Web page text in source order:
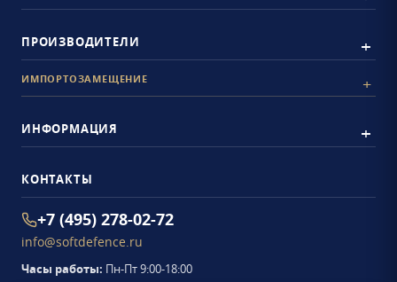
ПРОИЗВОДИТЕЛИ
ИМПОРТОЗАМЕЩЕНИЕ
ИНФОРМАЦИЯ
КОНТАКТЫ
+7 (495) 278-02-72
info@softdefence.ru
Часы работы: Пн-Пт 9:00-18:00